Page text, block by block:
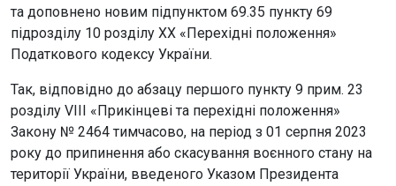
та доповнено новим підпунктом 69.35 пункту 69
підрозділу 10 розділу XX «Перехідні положення»
Податкового кодексу України.
Так, відповідно до абзацу першого пункту 9 прим. 23
розділу VIII «Прикінцеві та перехідні положення»
Закону № 2464 тимчасово, на період з 01 серпня 2023
року до припинення або скасування воєнного стану на
території України, введеного Указом Президента